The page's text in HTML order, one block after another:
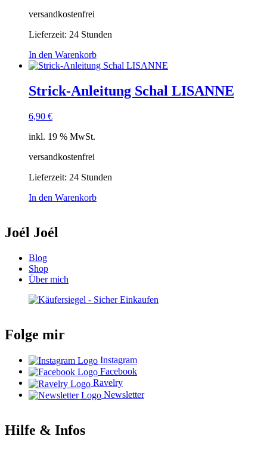
versandkostenfrei
Lieferzeit: 24 Stunden
In den Warenkorb
Strick-Anleitung Schal LISANNE
6,90 €
inkl. 19 % MwSt.
versandkostenfrei
Lieferzeit: 24 Stunden
In den Warenkorb
Joél Joél
Blog
Shop
Über mich
Folge mir
Instagram
Facebook
Ravelry
Newsletter
Hilfe & Infos